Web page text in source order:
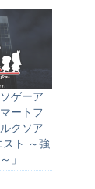
ゲーア
ートフ
クソア
スト ～強
」